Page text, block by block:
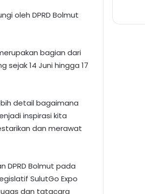
oleh DPRD Bolmut
bagian dari
sejak 14 Juni hingga 17
detail bagaimana
inspirasi kita
dan merawat
DPRD Bolmut pada
SulutGo Expo
dan tatacara